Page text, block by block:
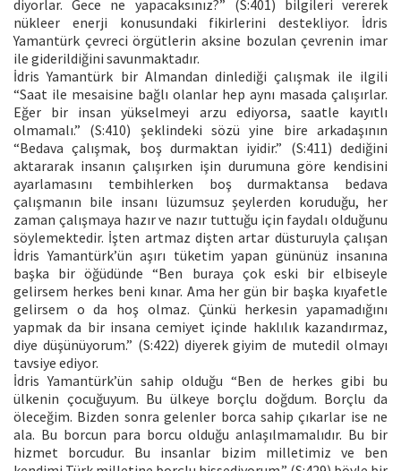
diyorlar. Gece ne yapacaksınız?” (S:401) bilgileri vererek
nükleer enerji konusundaki fikirlerini destekliyor. İdris
Yamantürk çevreci örgütlerin aksine bozulan çevrenin imar
ile giderildiğini savunmaktadır.
İdris Yamantürk bir Almandan dinlediği çalışmak ile ilgili
“Saat ile mesaisine bağlı olanlar hep aynı masada çalışırlar.
Eğer bir insan yükselmeyi arzu ediyorsa, saatle kayıtlı
olmamalı.” (S:410) şeklindeki sözü yine bire arkadaşının
“Bedava çalışmak, boş durmaktan iyidir.” (S:411) dediğini
aktararak insanın çalışırken işin durumuna göre kendisini
ayarlamasını tembihlerken boş durmaktansa bedava
çalışmanın bile insanı lüzumsuz şeylerden koruduğu, her
zaman çalışmaya hazır ve nazır tuttuğu için faydalı olduğunu
söylemektedir. İşten artmaz dişten artar düsturuyla çalışan
İdris Yamantürk’ün aşırı tüketim yapan gününüz insanına
başka bir öğüdünde “Ben buraya çok eski bir elbiseyle
gelirsem herkes beni kınar. Ama her gün bir başka kıyafetle
gelirsem o da hoş olmaz. Çünkü herkesin yapamadığını
yapmak da bir insana cemiyet içinde haklılık kazandırmaz,
diye düşünüyorum.” (S:422) diyerek giyim de mutedil olmayı
tavsiye ediyor.
İdris Yamantürk’ün sahip olduğu “Ben de herkes gibi bu
ülkenin çocuğuyum. Bu ülkeye borçlu doğdum. Borçlu da
öleceğim. Bizden sonra gelenler borca sahip çıkarlar ise ne
ala. Bu borcun para borcu olduğu anlaşılmamalıdır. Bu bir
hizmet borcudur. Bu insanlar bizim milletimiz ve ben